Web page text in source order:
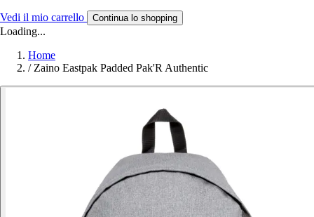
Vedi il mio carrello Continua lo shopping
Loading...
Home
/ Zaino Eastpak Padded Pak'R Authentic